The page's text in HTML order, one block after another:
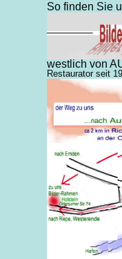
So finden Sie
westlich von
Restaurator seit